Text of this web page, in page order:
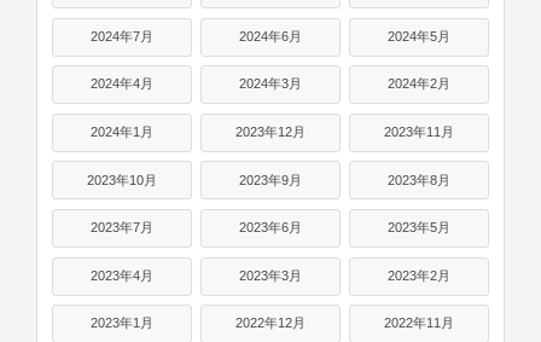
2024年7月 2024年6月 2024年5月
2024年4月 2024年3月 2024年2月
2024年1月 2023年12月 2023年11月
2023年10月 2023年9月 2023年8月
2023年7月 2023年6月 2023年5月
2023年4月 2023年3月 2023年2月
2023年1月 2022年12月 2022年11月